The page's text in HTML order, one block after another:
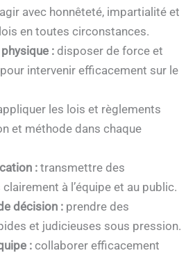
agir avec honnêteté, impartialité et
en toutes circonstances.
:disposer de force et
pour intervenir efficacement sur le
les lois et règlements
et méthode dans chaque
:transmettre des
à l’équipe et au public.
décision : prendre des
et judicieuses sous pression.
: collaborer efficacement